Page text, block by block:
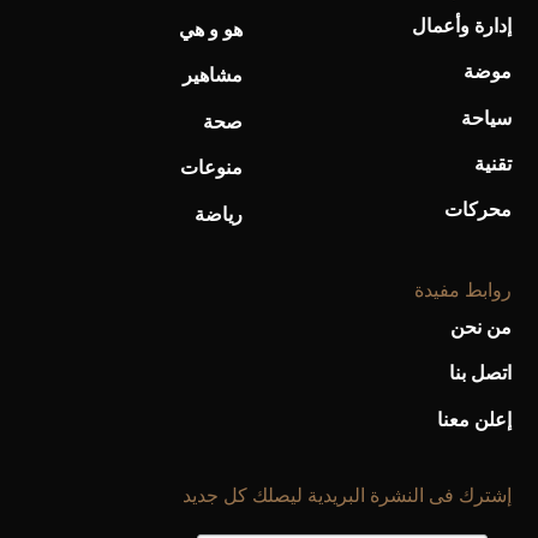
إدارة وأعمال
موضة
سياحة
تقنية
محركات
هو و هي
مشاهير
صحة
منوعات
رياضة
روابط مفيدة
من نحن
اتصل بنا
إعلن معنا
إشترك فى النشرة البريدية ليصلك كل جديد